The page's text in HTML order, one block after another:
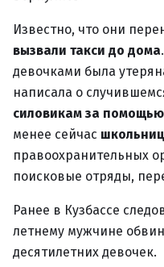
Известно, что они
вызвали такси до дома
девочками была
написала о
силовикам за
менее сейчас
правоохранительных
поисковые отряды,
Ранее в Кузбассе
летнему мужчине
десятилетних девочек.